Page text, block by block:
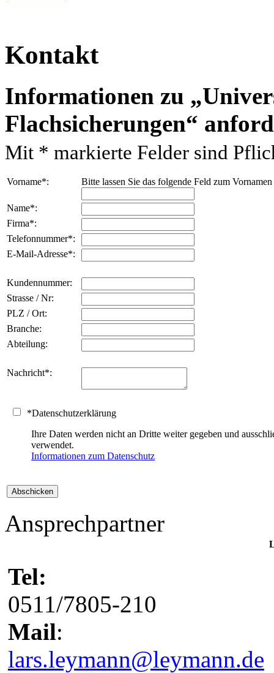
Kontakt
Informationen zu
Flachsicherungen
Mit * markierte Felder sind
Vorname*: Bitte lassen Sie das folgende Feld zum
Name*:
Firma*:
Telefonnummer*:
E-Mail-Adresse*:
Kundennummer:
Strasse / Nr:
PLZ / Ort:
Branche:
Abteilung:
Nachricht*:
*Datenschutzerklärung
Ihre Daten werden nicht an Dritte weiter gegeben und
verwendet.
Informationen zum Datenschutz
Ansprechpartner
Tel:
0511/7805-210
Mail:
lars.leymann@leymann.de